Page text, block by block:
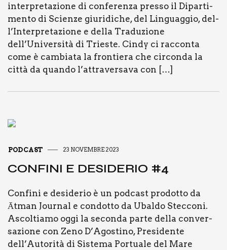
inter­pre­ta­zio­ne di con­fe­ren­za pres­so il Dipar­ti­
men­to di Scien­ze giu­ri­di­che, del Lin­guag­gio, del­
l’In­ter­pre­ta­zio­ne e del­la Tra­du­zio­ne
dell’Università di Trie­ste. Cin­dy ci rac­con­ta
come è cam­bia­ta la fron­tie­ra che cir­con­da la
cit­tà da quan­do l’attraversava con […]
PODCAST 23 NOVEMBRE 2023
CON­FI­NI E DESI­DE­RIO #4
Con­fi­ni e desi­de­rio è un pod­ca­st pro­dot­to da
Ātman Jour­nal e con­dot­to da Ubal­do Stec­co­ni.
Ascol­tia­mo oggi la secon­da par­te del­la con­ver­
sa­zio­ne con Zeno D’Agostino, Pre­si­den­te
dell’Autorità di Siste­ma Por­tua­le del Mare